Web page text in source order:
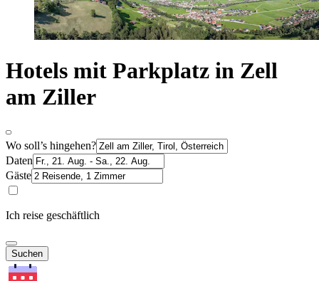
Hotels mit Parkplatz in Zell
am Ziller
Wo soll’s hingehen?
Daten
Gäste
Ich reise geschäftlich
Suchen